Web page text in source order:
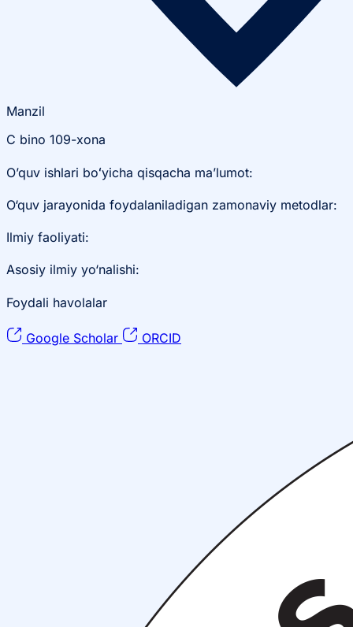
Manzil
C bino 109-xona
O’quv ishlari boʻyicha qisqacha ma’lumot:
O‘quv jarayonida foydalaniladigan zamonaviy metodlar:
Ilmiy faoliyati:
Asosiy ilmiy yo‘nalishi:
Foydali havolalar
Google Scholar ORCID